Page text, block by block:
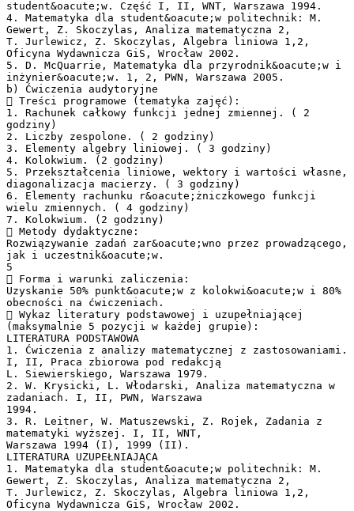
student&oacute;w. Część I, II, WNT, Warszawa 1994.
4. Matematyka dla student&oacute;w politechnik: M.
Gewert, Z. Skoczylas, Analiza matematyczna 2,
T. Jurlewicz, Z. Skoczylas, Algebra liniowa 1,2,
Oficyna Wydawnicza GiS, Wrocław 2002.
5. D. McQuarrie, Matematyka dla przyrodnik&oacute;w i
inżynier&oacute;w. 1, 2, PWN, Warszawa 2005.
b) Ćwiczenia audytoryjne
 Treści programowe (tematyka zajęć):
1. Rachunek całkowy funkcji jednej zmiennej. ( 2
godziny)
2. Liczby zespolone. ( 2 godziny)
3. Elementy algebry liniowej. ( 3 godziny)
4. Kolokwium. (2 godziny)
5. Przekształcenia liniowe, wektory i wartości własne,
diagonalizacja macierzy. ( 3 godziny)
6. Elementy rachunku r&oacute;żniczkowego funkcji
wielu zmiennych. ( 4 godziny)
7. Kolokwium. (2 godziny)
 Metody dydaktyczne:
Rozwiązywanie zadań zar&oacute;wno przez prowadzącego,
jak i uczestnik&oacute;w.
5
 Forma i warunki zaliczenia:
Uzyskanie 50% punkt&oacute;w z kolokwi&oacute;w i 80%
obecności na ćwiczeniach.
 Wykaz literatury podstawowej i uzupełniającej
(maksymalnie 5 pozycji w każdej grupie):
LITERATURA PODSTAWOWA
1. Ćwiczenia z analizy matematycznej z zastosowaniami.
I, II, Praca zbiorowa pod redakcją
L. Siewierskiego, Warszawa 1979.
2. W. Krysicki, L. Włodarski, Analiza matematyczna w
zadaniach. I, II, PWN, Warszawa
1994.
3. R. Leitner, W. Matuszewski, Z. Rojek, Zadania z
matematyki wyższej. I, II, WNT,
Warszawa 1994 (I), 1999 (II).
LITERATURA UZUPEŁNIAJĄCA
1. Matematyka dla student&oacute;w politechnik: M.
Gewert, Z. Skoczylas, Analiza matematyczna 2,
T. Jurlewicz, Z. Skoczylas, Algebra liniowa 1,2,
Oficyna Wydawnicza GiS, Wrocław 2002.